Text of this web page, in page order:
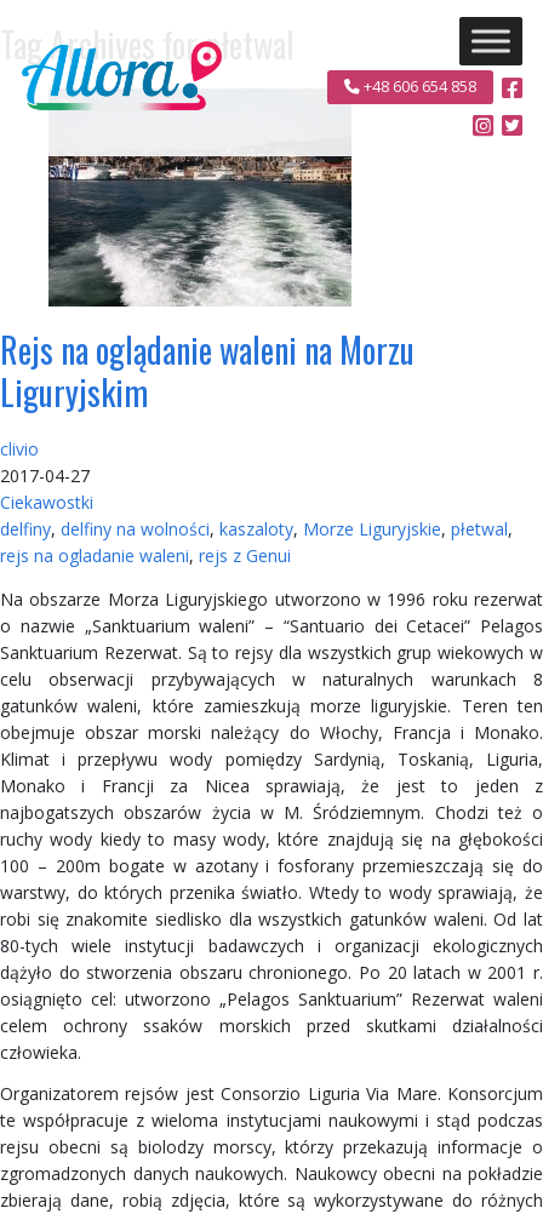
+48 606 654 858
Tag Archives for płetwal
Rejs na oglądanie waleni na Morzu
Liguryjskim
clivio
2017-04-27
Ciekawostki
delfiny, delfiny na wolności, kaszaloty, Morze Liguryjskie, płetwal,
rejs na ogladanie waleni, rejs z Genui
Na obszarze Morza Liguryjskiego utworzono w 1996 roku rezerwat
o nazwie „Sanktuarium waleni” – “Santuario dei Cetacei” Pelagos
Sanktuarium Rezerwat. Są to rejsy dla wszystkich grup wiekowych w
celu obserwacji przybywających w naturalnych warunkach 8
gatunków waleni, które zamieszkują morze liguryjskie. Teren ten
obejmuje obszar morski należący do Włochy, Francja i Monako.
Klimat i przepływu wody pomiędzy Sardynią, Toskanią, Liguria,
Monako i Francji za Nicea sprawiają, że jest to jeden z
najbogatszych obszarów życia w M. Śródziemnym. Chodzi też o
ruchy wody kiedy to masy wody, które znajdują się na głębokości
100 – 200m bogate w azotany i fosforany przemieszczają się do
warstwy, do których przenika światło. Wtedy to wody sprawiają, że
robi się znakomite siedlisko dla wszystkich gatunków waleni. Od lat
80-tych wiele instytucji badawczych i organizacji ekologicznych
dążyło do stworzenia obszaru chronionego. Po 20 latach w 2001 r.
osiągnięto cel: utworzono „Pelagos Sanktuarium” Rezerwat waleni
celem ochrony ssaków morskich przed skutkami działalności
człowieka.
Organizatorem rejsów jest Consorzio Liguria Via Mare. Konsorcjum
te współpracuje z wieloma instytucjami naukowymi i stąd podczas
rejsu obecni są biolodzy morscy, którzy przekazują informacje o
zgromadzonych danych naukowych. Naukowcy obecni na pokładzie
zbierają dane, robią zdjęcia, które są wykorzystywane do różnych